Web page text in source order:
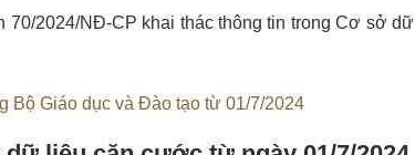
2024/NĐ-CP khai thác thông tin trong Cơ sở dữ
Bộ Giáo dục và Đào tạo từ 01/7/2024